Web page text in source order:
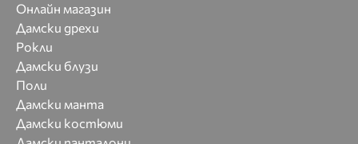
Онлайн магазин
Дамски дрехи
Рокли
Дамски блузи
Поли
Дамски манта
Дамски костюми